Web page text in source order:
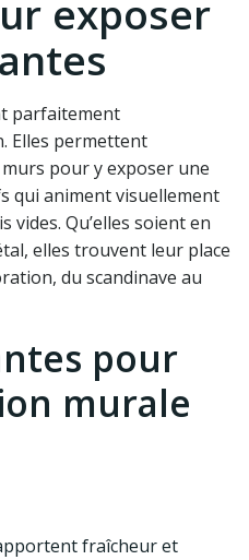
exposer
parfaitement
Elles permettent
pour y exposer une
qui animent visuellement
vides. Qu’elles soient en
elles trouvent leur place
du scandinave au
pour
murale
fraîcheur et